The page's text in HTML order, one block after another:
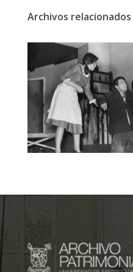
Archivos relacionados